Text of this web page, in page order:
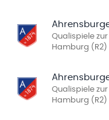
Qualispiele
Hamburg (R2)
Qualispiele
Hamburg (R2)